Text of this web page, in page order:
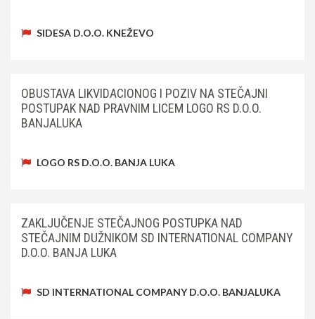
SIDESA D.O.O. KNEŽEVO
OBUSTAVA LIKVIDACIONOG I POZIV NA STEČAJNI
POSTUPAK NAD PRAVNIM LICEM LOGO RS D.O.O.
BANJALUKA
LOGO RS D.O.O. BANJA LUKA
ZAKLJUČENJE STEČAJNOG POSTUPKA NAD
STEČAJNIM DUŽNIKOM SD INTERNATIONAL COMPANY
D.O.O. BANJA LUKA
SD INTERNATIONAL COMPANY D.O.O. BANJALUKA